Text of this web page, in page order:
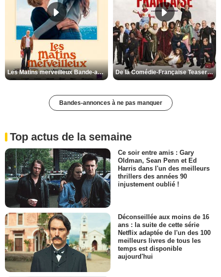
Les Matins merveilleux Bande-annonce VF De la Comédie-Française Teaser VF
Bandes-annonces à ne pas manquer
Top actus de la semaine
Ce soir entre amis : Gary
Oldman, Sean Penn et Ed
Harris dans l'un des meilleurs
thrillers des années 90
injustement oublié !
Déconseillée aux moins de 16
ans : la suite de cette série
Netflix adaptée de l'un des 100
meilleurs livres de tous les
temps est disponible
aujourd'hui